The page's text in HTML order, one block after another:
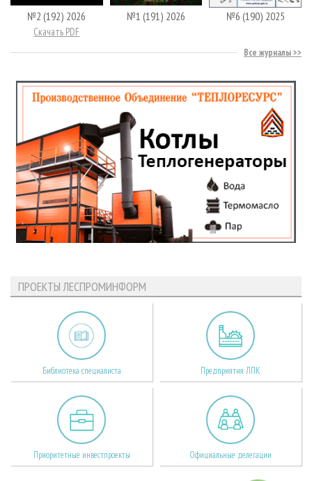
№2 (192) 2026
Скачать PDF
№1 (191) 2026 №6 (190) 2025
Все журналы
ПРОЕКТЫ ЛЕСПРОМИНФОРМ
Библиотека специалиста Предприятия ЛПК
Приоритетные инвестпроекты Официальные делегации